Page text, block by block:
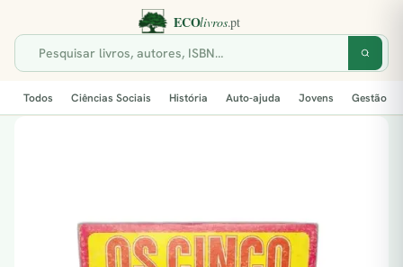
Todos Ciências Sociais História Auto-ajuda Jovens Gestão